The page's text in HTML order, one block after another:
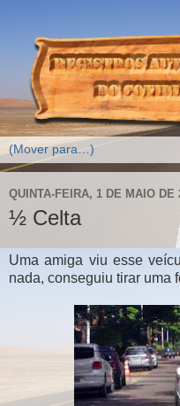
QUINTA-FEIRA, 1 DE MAIO DE
½ Celta
Uma amiga viu esse
nada, conseguiu tirar uma